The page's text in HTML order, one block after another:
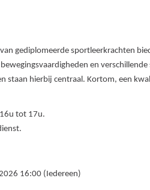
gediplomeerde sportleerkrachten
en
staan hierbij centraal. Kortom, een
tot 17u.
16:00 (Iedereen)